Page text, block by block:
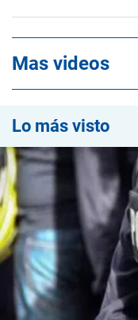
Mas videos
Lo más visto